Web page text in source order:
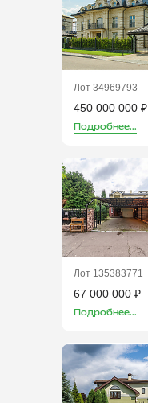
Лот 34969793
450 000 000 ₽
Подробнее...
Лот 135383771
67 000 000 ₽
Подробнее...